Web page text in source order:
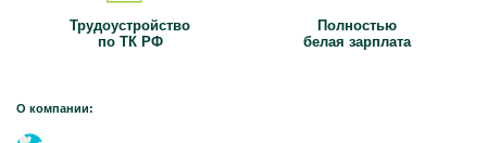
Трудоустройство
по ТК РФ
Полностью
белая зарплата
О компании: